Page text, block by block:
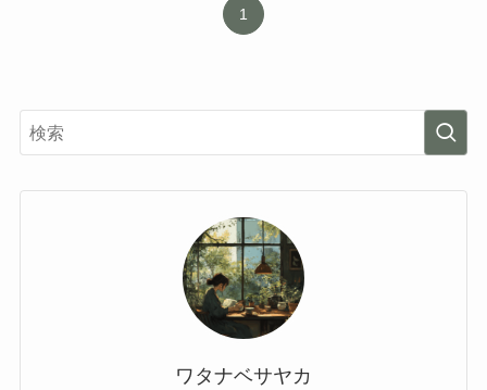
1
ワタナベサヤカ